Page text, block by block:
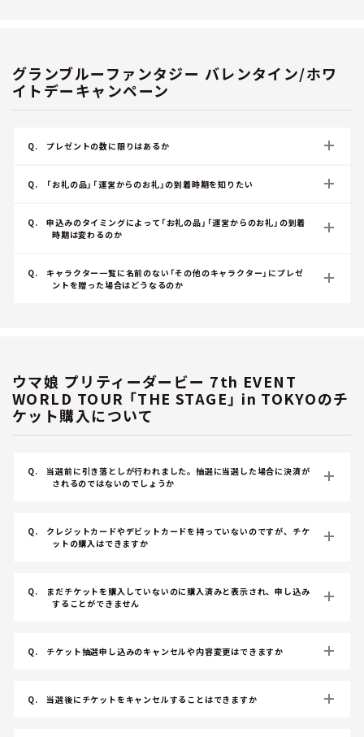
グランブルーファンタジー バレンタイン/ホワ
イトデーキャンペーン
Q. プレゼントの数に限りはあるか
Q. 「お礼の品」「運営からのお礼」の到着時期を知りたい
Q.
申込みのタイミングによって「お礼の品」「運営からのお礼」の到着
時期は変わるのか
Q.
キャラクター一覧に名前のない「その他のキャラクター」にプレゼ
ントを贈った場合はどうなるのか
ウマ娘 プリティーダービー 7th EVENT
WORLD TOUR 「THE STAGE」 in TOKYOのチ
ケット購入について
Q.
当選前に引き落としが行われました。抽選に当選した場合に決済が
されるのではないのでしょうか
Q.
クレジットカードやデビットカードを持っていないのですが、チケ
ットの購入はできますか
Q.
まだチケットを購入していないのに購入済みと表示され、申し込み
することができません
Q. チケット抽選申し込みのキャンセルや内容変更はできますか
Q. 当選後にチケットをキャンセルすることはできますか